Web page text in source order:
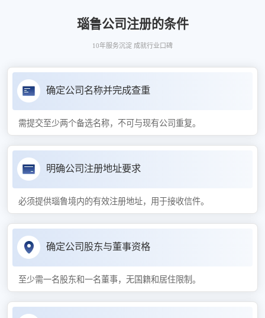
瑙鲁公司注册的条件
10年服务沉淀 成就行业口碑
确定公司名称并完成查重
需提交至少两个备选名称，不可与现有公司重复。
明确公司注册地址要求
必须提供瑙鲁境内的有效注册地址，用于接收信件。
确定公司股东与董事资格
至少需一名股东和一名董事，无国籍和居住限制。